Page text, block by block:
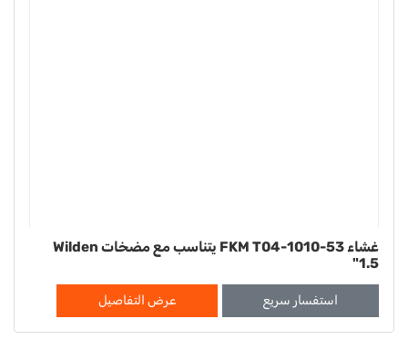
غشاء FKM T04-1010-53 يتناسب مع مضخات Wilden
1.5"
استفسار سريع عرض التفاصيل